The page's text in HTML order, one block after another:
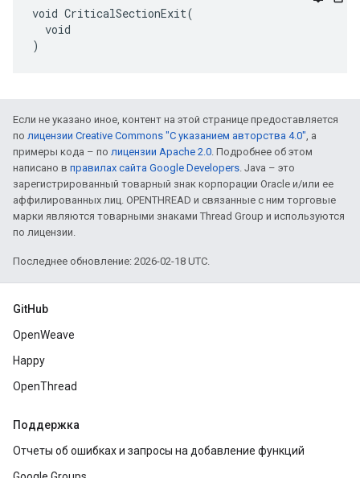
void CriticalSectionExit(
  void
)
Если не указано иное, контент на этой странице предоставляется
по лицензии Creative Commons "С указанием авторства 4.0", а
примеры кода – по лицензии Apache 2.0. Подробнее об этом
написано в правилах сайта Google Developers. Java – это
зарегистрированный товарный знак корпорации Oracle и/или ее
аффилированных лиц. OPENTHREAD и связанные с ним торговые
марки являются товарными знаками Thread Group и используются
по лицензии.
Последнее обновление: 2026-02-18 UTC.
GitHub
OpenWeave
Happy
OpenThread
Поддержка
Отчеты об ошибках и запросы на добавление функций